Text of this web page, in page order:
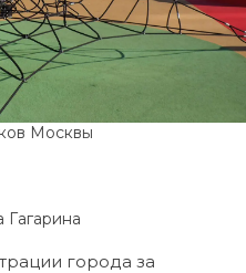
Москвы
Гагарина
города за